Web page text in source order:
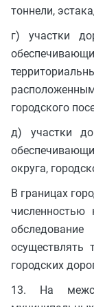
тоннели,
г) участки
городского
д) участки
округа,
В границах
численностью
городских
13. На